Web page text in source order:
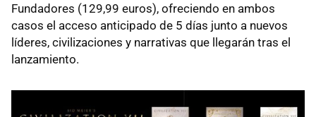
Fundadores (129,99 euros), ofreciendo en ambos
casos el acceso anticipado de 5 días junto a nuevos
líderes, civilizaciones y narrativas que llegarán tras el
lanzamiento.